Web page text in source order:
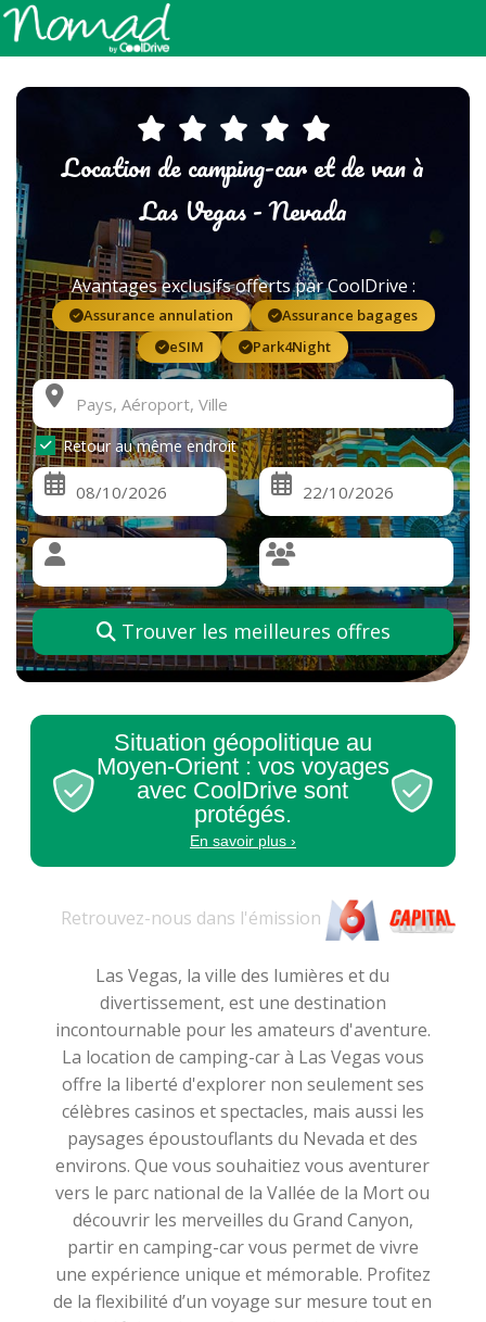
Location de camping-car et de van à
Las Vegas - Nevada
Avantages exclusifs offerts par CoolDrive :
Assurance annulation
Assurance bagages
eSIM
Park4Night
Retour au même endroit
Trouver les meilleures offres
Situation géopolitique au
Moyen-Orient : vos voyages
avec CoolDrive sont
protégés.
En savoir plus ›
Retrouvez-nous dans l'émission
Las Vegas, la ville des lumières et du
divertissement, est une destination
incontournable pour les amateurs d'aventure.
La location de camping-car à Las Vegas vous
offre la liberté d'explorer non seulement ses
célèbres casinos et spectacles, mais aussi les
paysages époustouflants du Nevada et des
environs. Que vous souhaitiez vous aventurer
vers le parc national de la Vallée de la Mort ou
découvrir les merveilles du Grand Canyon,
partir en camping-car vous permet de vivre
une expérience unique et mémorable. Profitez
de la flexibilité d’un voyage sur mesure tout en